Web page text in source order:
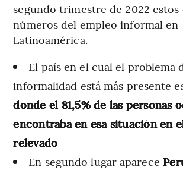
segundo trimestre de 2022 estos
números del empleo informal en
Latinoamérica.
El país en el cual el problema
informalidad está más presente
donde el 81,5% de las personas
encontraba en esa situación en
relevado
En segundo lugar aparece